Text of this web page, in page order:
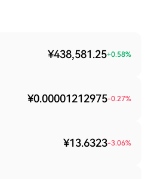
¥438,581.25+0.58%
¥0.00001212975-0.27%
¥13.6323-3.06%